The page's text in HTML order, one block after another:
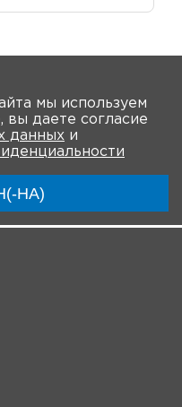
мы используем
вы даете согласие
данных и
НА)
Общая информация